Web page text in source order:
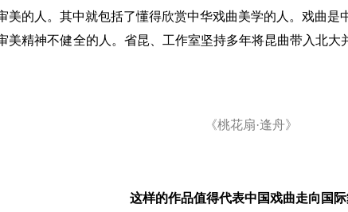
美的人。其中就包括了懂得欣赏中华戏曲美学的人。戏曲
美精神不健全的人。省昆、工作室坚持多年将昆曲带入北
《桃花扇·逢舟》
这样的作品值得代表中国戏曲走向国